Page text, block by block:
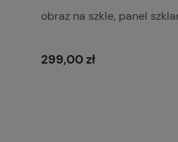
obraz na szkle, panel
299,00 zł